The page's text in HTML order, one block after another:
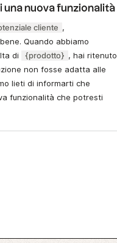
una nuova funzionalità
cliente ,
Quando abbiamo
di
{prodotto} , hai ritenuto
non fosse adatta alle
lieti di informarti che
funzionalità che potresti